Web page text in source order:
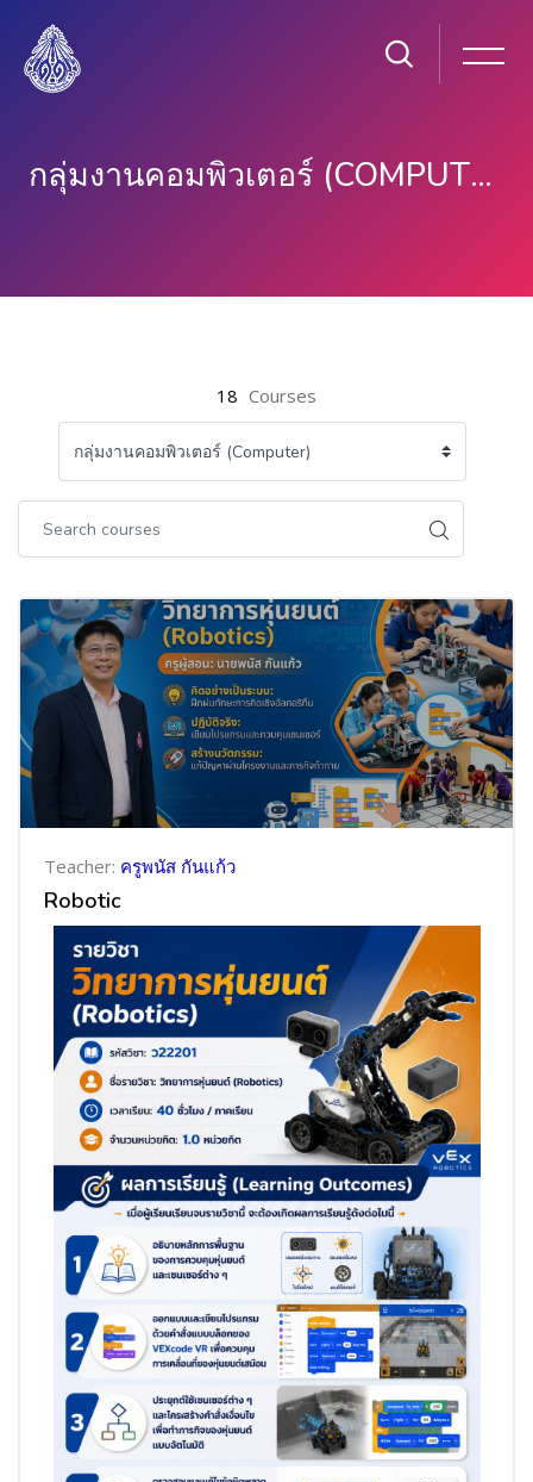
กลุ่มงานคอมพิวเตอร์ (COMPUTER)
18 Courses
Teacher: ครูพนัส กันแก้ว
Robotic